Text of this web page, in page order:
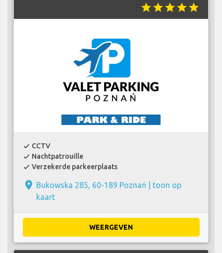
starstarstarstarstar
check CCTV
check Nachtpatrouille
check Verzekerde parkeerplaats
place Bukowska 285, 60-189 Poznań | toon op
kaart
WEERGEVEN